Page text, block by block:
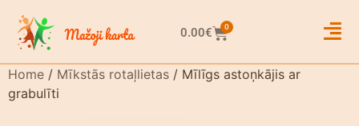
0.00€ 0
Home / Mīkstās rotaļlietas / Mīlīgs astoņkājis ar
grabulīti